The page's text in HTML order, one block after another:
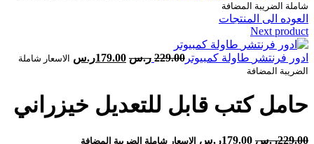
شاملة الضريبة المضافة
العوده الى المنتجات
Next product
229.00 ر.س 179.00ر.س الاسعار شاملة
الضريبة المضافة
229.00ر.س 179.00ر.س الاسعار شاملة الضريبة المضافة